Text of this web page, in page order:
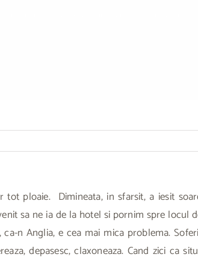
ploaie. Dimineata, in sfarsit, a iesit
sa ne ia de la hotel si pornim spre locul
n Anglia, e cea mai mica problema.
depasesc, claxoneaza. Cand zici ca